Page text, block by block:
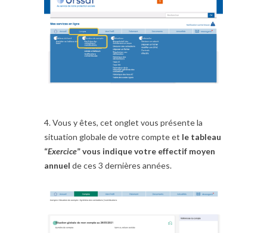
4. Vous y êtes, cet onglet vous présente la
situation globale de votre compte et le tableau
“Exercice” vous indique votre effectif moyen
annuel de ces 3 dernières années.